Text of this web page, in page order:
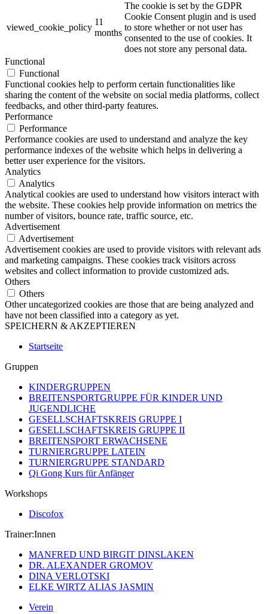
viewed_cookie_policy
11
months
The cookie is set by the GDPR
Cookie Consent plugin and is used
to store whether or not user has
consented to the use of cookies. It
does not store any personal data.
Functional
Functional
Functional cookies help to perform certain functionalities like
sharing the content of the website on social media platforms, collect
feedbacks, and other third-party features.
Performance
Performance
Performance cookies are used to understand and analyze the key
performance indexes of the website which helps in delivering a
better user experience for the visitors.
Analytics
Analytics
Analytical cookies are used to understand how visitors interact with
the website. These cookies help provide information on metrics the
number of visitors, bounce rate, traffic source, etc.
Advertisement
Advertisement
Advertisement cookies are used to provide visitors with relevant ads
and marketing campaigns. These cookies track visitors across
websites and collect information to provide customized ads.
Others
Others
Other uncategorized cookies are those that are being analyzed and
have not been classified into a category as yet.
SPEICHERN & AKZEPTIEREN
Startseite
Gruppen
KINDERGRUPPEN
BREITENSPORTGRUPPE FÜR KINDER UND
JUGENDLICHE
GESELLSCHAFTSKREIS GRUPPE I
GESELLSCHAFTSKREIS GRUPPE II
BREITENSPORT ERWACHSENE
TURNIERGRUPPE LATEIN
TURNIERGRUPPE STANDARD
Qi Gong Kurs für Anfänger
Workshops
Discofox
Trainer:Innen
MANFRED UND BIRGIT DINSLAKEN
DR. ALEXANDER GROMOV
DINA VERLOTSKI
ELKE WIRTZ ALIAS JASMIN
Verein